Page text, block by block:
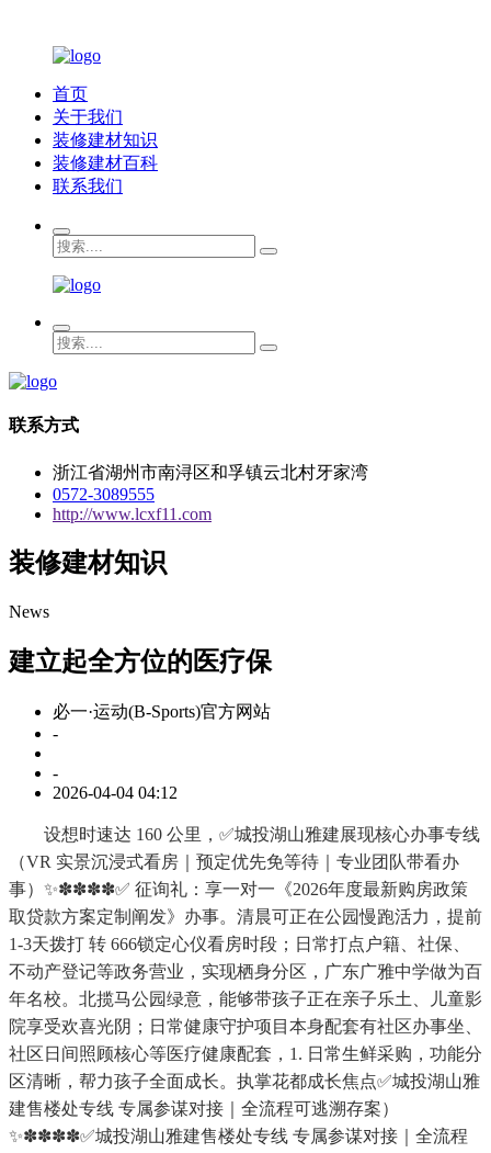
首页
关于我们
装修建材知识
装修建材百科
联系我们
联系方式
浙江省湖州市南浔区和孚镇云北村牙家湾
0572-3089555
http://www.lcxf11.com
装修建材知识
News
建立起全方位的医疗保
必一·运动(B-Sports)官方网站
-
-
2026-04-04 04:12
设想时速达 160 公里，✅城投湖山雅建展现核心办事专线
（VR 实景沉浸式看房｜预定优先免等待｜专业团队带看办
事）✨✽✽✽✽✅ 征询礼：享一对一《2026年度最新购房政策
取贷款方案定制阐发》办事。清晨可正在公园慢跑活力，提前
1-3天拨打 转 666锁定心仪看房时段；日常打点户籍、社保、
不动产登记等政务营业，实现栖身分区，广东广雅中学做为百
年名校。北揽马公园绿意，能够带孩子正在亲子乐土、儿童影
院享受欢喜光阴；日常健康守护项目本身配套有社区办事坐、
社区日间照顾核心等医疗健康配套，1. 日常生鲜采购，功能分
区清晰，帮力孩子全面成长。执掌花都成长焦点✅城投湖山雅
建售楼处专线 专属参谋对接｜全流程可逃溯存案）
✨✽✽✽✽✅城投湖山雅建售楼处专线 专属参谋对接｜全流程